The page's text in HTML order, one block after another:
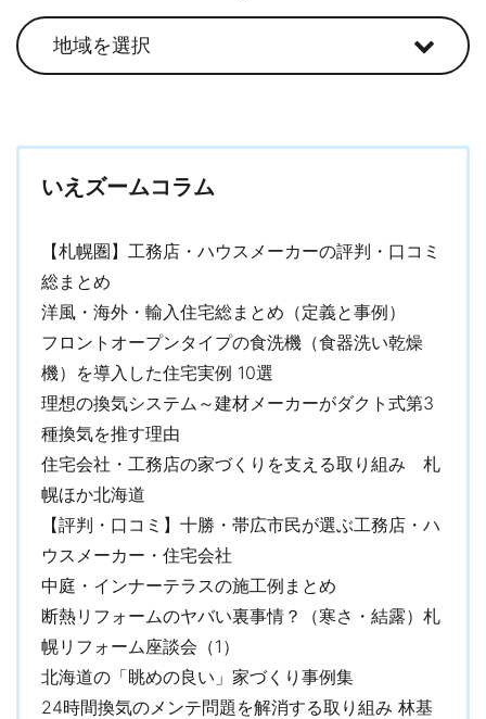
いえズームコラム
【札幌圏】工務店・ハウスメーカーの評判・口コミ
総まとめ
洋風・海外・輸入住宅総まとめ（定義と事例）
フロントオープンタイプの食洗機（食器洗い乾燥
機）を導入した住宅実例 10選
理想の換気システム～建材メーカーがダクト式第3
種換気を推す理由
住宅会社・工務店の家づくりを支える取り組み 札
幌ほか北海道
【評判・口コミ】十勝・帯広市民が選ぶ工務店・ハ
ウスメーカー・住宅会社
中庭・インナーテラスの施工例まとめ
断熱リフォームのヤバい裏事情？（寒さ・結露）札
幌リフォーム座談会（1）
北海道の「眺めの良い」家づくり事例集
24時間換気のメンテ問題を解消する取り組み 林基